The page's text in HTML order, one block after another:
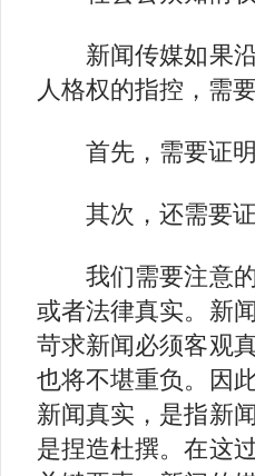
新闻传媒如果沿
人格权的指控，需
首先，需要证明
其次，还需要证
我们需要注意的
或者法律真实。新
苛求新闻必须客观
也将不堪重负。因
新闻真实，是指新
是捏造杜撰。在这